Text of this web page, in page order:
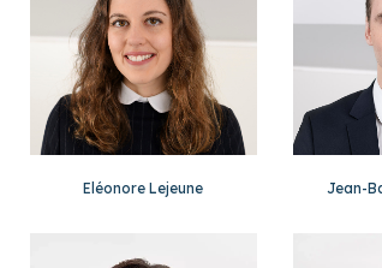
Eléonore Lejeune Jean-